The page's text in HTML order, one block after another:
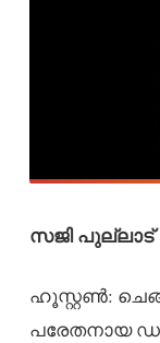
സജി പുല്ലാട്
ഹൂസ്റ്റൺ:
പരേതനായ